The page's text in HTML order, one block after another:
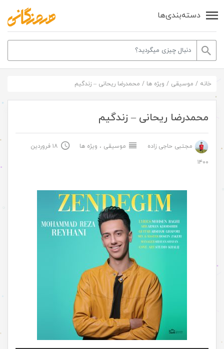
دسته‌بندی‌ها
خانه / موسیقی / ویژه ها / محمدرضا ریحانی – زندگیم
محمدرضا ریحانی – زندگیم
مجتبی حاجی زاده موسیقی ، ویژه ها
۱۸ فروردین
۱۴۰۰